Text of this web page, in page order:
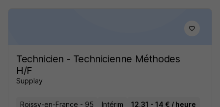
Technicien - Technicienne Méthodes
H/F
Supplay
Roissy-en-France - 95 Intérim
12,31 - 14 € / heure